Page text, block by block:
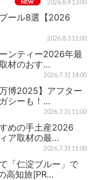
NEW 2026.8.4 13:00
ール8選【2026
2026.8.3 11:00
ンティー2026年最
材のおす…
2026.7.31 14:00
博2025】アフター
シーも！…
2026.7.31 11:00
めの手土産2026
ア取材の最…
2026.7.31 11:00
「仁淀ブルー」で
高知旅[PR…